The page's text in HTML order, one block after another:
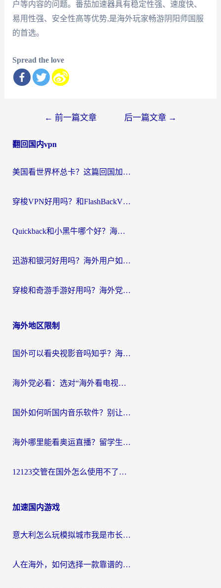
户等内容的问题。番茄加速器具有稳定性强、速度快、
易用性强、安全性高等优势,是海外玩家畅游阴阳师国服
的首选。
Spread the love
导
← 前一篇文章 后一篇文章 →
翻回国内vpn
美国看世界杯总卡？这篇回国加速器指南帮你无缝刷国内资源（附苹果手机VPN设置步骤）
穿梭VPN好用吗？和FlashBackVPN对比哪个回国效果更好？
Quickback和小黑牛哪个好？海外党亲测指南，选对回国加速器秒回国内
迅游和银河好用吗？海外用户如何选择回国加速器实现无缝访问国内资源
穿梭和奇游手游好用吗？海外党亲测3款回国加速器，附蜜蜂加速器七天试用攻略
海外地区限制
国外可以看央视影音吗知乎？海外党亲测有效的回国加速方案
海外党必看：选对“海外看电视剧软件”，再也不用愁国内剧刷不了
国外如何听国内音乐软件？别让地域限制，断了你的中文歌单
海外哪里能看奥运直播？留学生&海外华人必看的体育赛事观赛终极指南
12123交管在国外怎么使用不了？海外华人必看的无缝访问国内资源指南
加速国内游戏
意大利怎么玩模拟城市我是市长？海外党国服游戏加速终极攻略（附三国3量子特攻解决办法）
人在海外，如何选择一款靠谱的玩剑灵2加速器？